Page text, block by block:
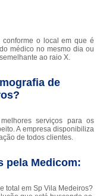
o local em que é
médico no mesmo dia ou
ao raio X.
de
serviços para os
A empresa disponibiliza
de todos clientes.
pela Medicom:
total em Sp Vila Medeiros?